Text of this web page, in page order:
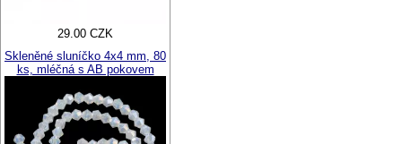
29.00 CZK
Skleněné sluníčko 4x4 mm, 80
ks, mléčná s AB pokovem